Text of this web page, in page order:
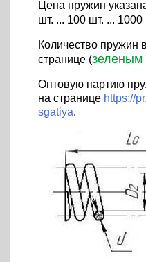
Цена пружин
шт. ... 100 шт. ... 1000
Количество пружин
странице (зеленым
Оптовую партию
на странице https://
sgatiya.